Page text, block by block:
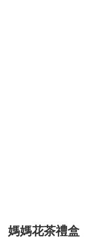
媽媽花茶禮盒